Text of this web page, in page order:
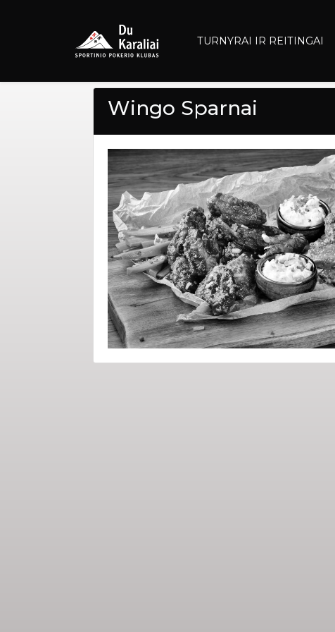
TURNYRAI IR REITINGAI
Wingo Sparnai